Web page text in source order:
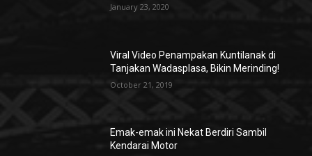
January 23, 2020
Viral Video Penampakan Kuntilanak di
Tanjakan Wadasplasa, Bikin Merinding!
October 21, 2019
Emak-emak ini Nekat Berdiri Sambil
Kendarai Motor